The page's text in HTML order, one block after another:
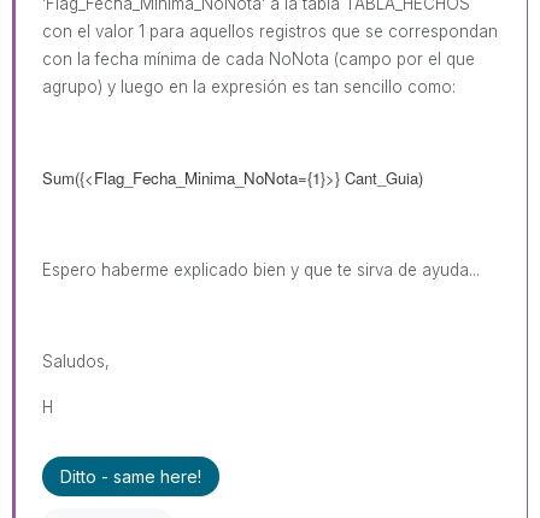
con el valor 1 para aquellos registros que se correspondan
con la fecha mínima de cada NoNota (campo por el que
agrupo) y luego en la expresión es tan sencillo como:
Sum({<Flag_Fecha_Minima_NoNota={1}>} Cant_Guia)
Espero haberme explicado bien y que te sirva de ayuda...
Saludos,
H
Ditto - same here!